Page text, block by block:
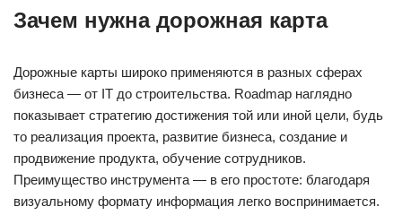
Зачем нужна дорожная карта
Дорожные карты широко применяются в разных сферах
бизнеса — от IT до строительства. Roadmap наглядно
показывает стратегию достижения той или иной цели, будь
то реализация проекта, развитие бизнеса, создание и
продвижение продукта, обучение сотрудников.
Преимущество инструмента — в его простоте: благодаря
визуальному формату информация легко воспринимается.